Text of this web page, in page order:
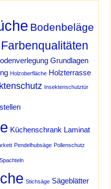
Bodenbeläge
Farbenqualitäten
Grundlagen
Holzoberfläche Holzterrasse
Insektenschutztür
Küchenschrank Laminat
Pendelhubsäge Pollenschutz
Spachteln
Stichsäge Sägeblätter